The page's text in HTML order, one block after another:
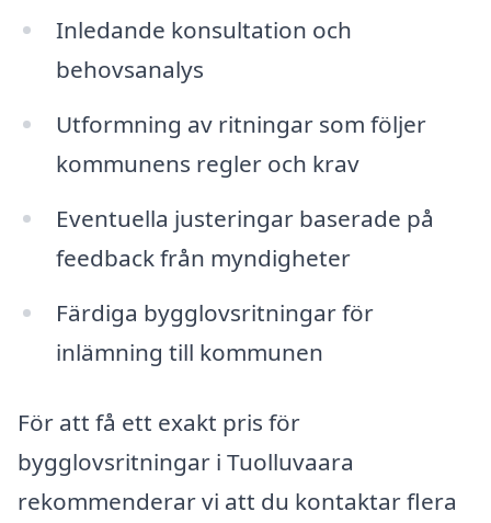
Inledande konsultation och
behovsanalys
Utformning av ritningar som följer
kommunens regler och krav
Eventuella justeringar baserade på
feedback från myndigheter
Färdiga bygglovsritningar för
inlämning till kommunen
För att få ett exakt pris för
bygglovsritningar i Tuolluvaara
rekommenderar vi att du kontaktar flera